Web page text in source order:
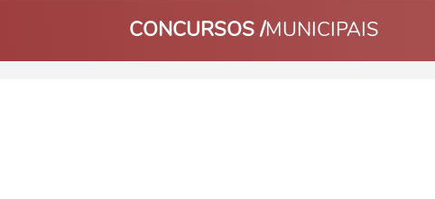
CONCURSOS /MUNICIPAIS